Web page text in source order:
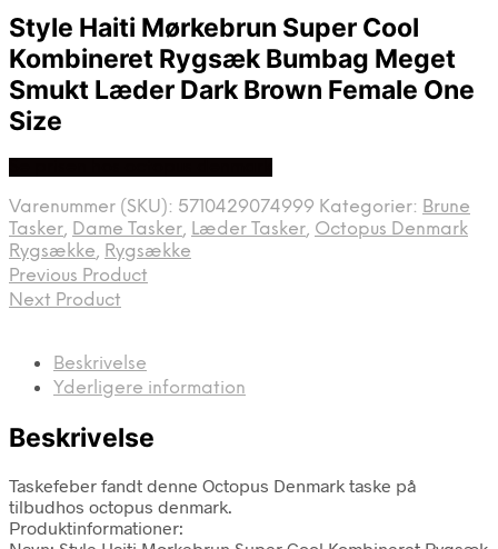
Style Haiti Mørkebrun Super Cool
Kombineret Rygsæk Bumbag Meget
Smukt Læder Dark Brown Female One
Size
Varenummer (SKU): 5710429074999 Kategorier: Brune
Tasker, Dame Tasker, Læder Tasker, Octopus Denmark
Rygsække, Rygsække
Previous Product
Next Product
Beskrivelse
Yderligere information
Beskrivelse
Taskefeber fandt denne Octopus Denmark taske på
tilbudhos octopus denmark.
Produktinformationer: